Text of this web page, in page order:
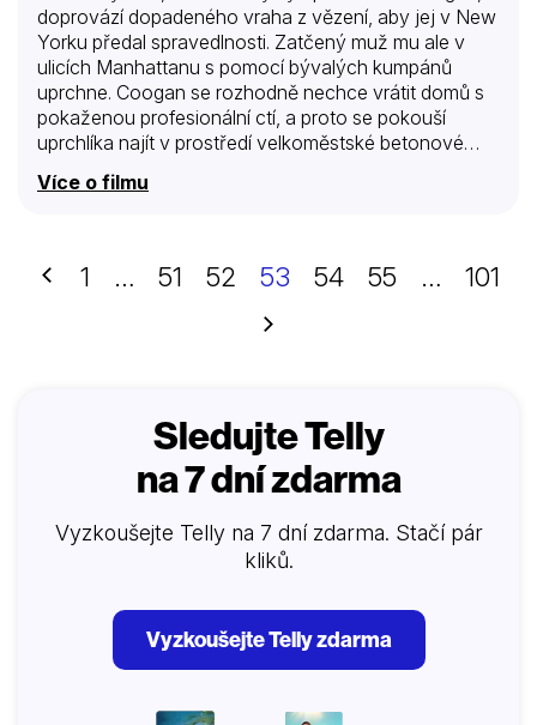
doprovází dopadeného vraha z vězení, aby jej v New
Yorku předal spravedlnosti. Zatčený muž mu ale v
ulicích Manhattanu s pomocí bývalých kumpánů
uprchne. Coogan se rozhodně nechce vrátit domů s
pokaženou profesionální ctí, a proto se pokouší
uprchlíka najít v prostředí velkoměstské betonové
džungle. Jde vytrvale po zločincově stopě a přitom
potkává místní holky, pasáky, zloděje, mladé hippies i
Více o filmu
Předchozí
1 … 51 52 53 54 55 …
101
Další
Sledujte Telly
na 7 dní zdarma
Vyzkoušejte Telly na 7 dní zdarma. Stačí pár
kliků.
Vyzkoušejte Telly zdarma